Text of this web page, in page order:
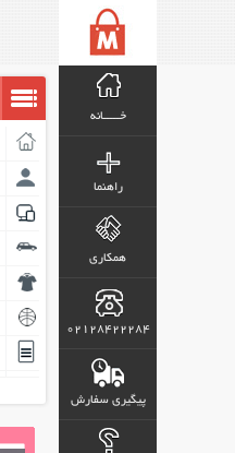
خـــــانه
راهنما
همکاری
02128422284
پیگیری سفارش